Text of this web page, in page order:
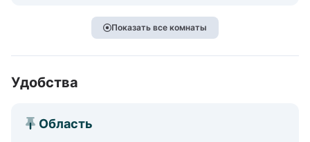
Показать все комнаты
Удобства
Область